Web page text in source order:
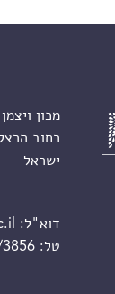
מכון
רחוב הרצל 234, רחובות
ישראל
דוא"ל:
טל: